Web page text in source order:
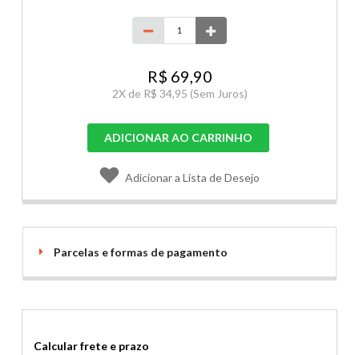
R$ 69,90
2X de R$ 34,95 (Sem Juros)
ADICIONAR AO CARRINHO
Adicionar a Lista de Desejo
Parcelas e formas de pagamento
Calcular frete e prazo